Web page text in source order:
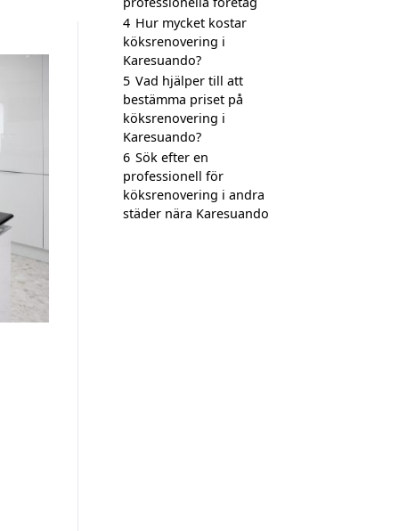
4 Hur mycket kostar
köksrenovering i
Karesuando?
5 Vad hjälper till att
bestämma priset på
köksrenovering i
Karesuando?
6 Sök efter en
professionell för
köksrenovering i andra
städer nära Karesuando